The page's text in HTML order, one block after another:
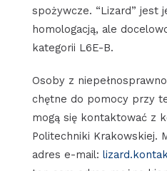
spożywcze. “Lizard” jest
homologacją, ale
kategorii L6E-B.
Osoby z
chętne do pomocy przy
mogą się kontaktować z
Politechniki Krakowskiej.
adres e-mail: